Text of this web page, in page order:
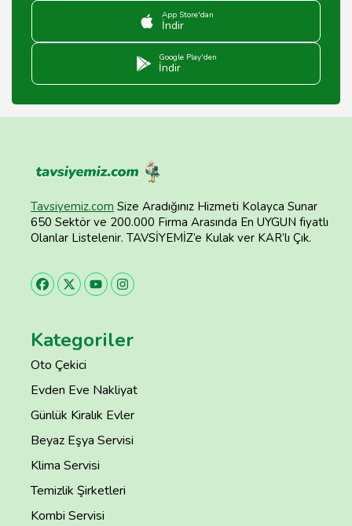
App Store'dan
İndir
Google Play'den
İndir
Tavsiyemiz.com Size Aradığınız Hizmeti Kolayca Sunar
650 Sektör ve 200.000 Firma Arasında En UYGUN fiyatlı
Olanlar Listelenir. TAVSİYEMİZ’e Kulak ver KAR’lı Çık.
Kategoriler
Oto Çekici
Evden Eve Nakliyat
Günlük Kiralık Evler
Beyaz Eşya Servisi
Klima Servisi
Temizlik Şirketleri
Kombi Servisi